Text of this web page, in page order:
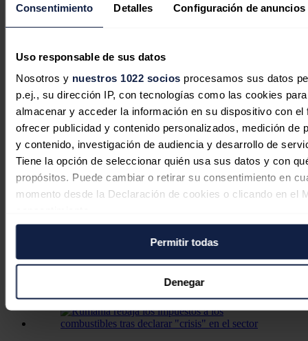
Consentimiento Detalles Configuración de anuncios
Uso responsable de sus datos
Nosotros y nuestros 1022 socios procesamos sus datos
p.ej., su dirección IP, con tecnologías como las cookies para
almacenar y acceder la información en su dispositivo con el
ofrecer publicidad y contenido personalizados, medición de
y contenido, investigación de audiencia y desarrollo de
Tiene la opción de seleccionar quién usa sus datos y con
propósitos. Puede cambiar o retirar su consentimiento en
momento desde la Declaración de cookies o clicando en el
Si lo permite, también quisiéramos:
Recopilar información sobre su ubicación geográfica
puede tener una precisión de varios metros
Identificar su dispositivo analizándolo activamente
características específicas (huellas digitales)
Obtenga más información sobre cómo se procesan sus
Permitir todas
Denegar
El gas y la demanda impulsaron los
precios en un julio de récord para la
demanda y la producción solar en
Europa
Aleasoft Energy Forecasting 05/08/2026
Europa no puede dar por garantizada
la seguridad del suministro de gas en
invierno